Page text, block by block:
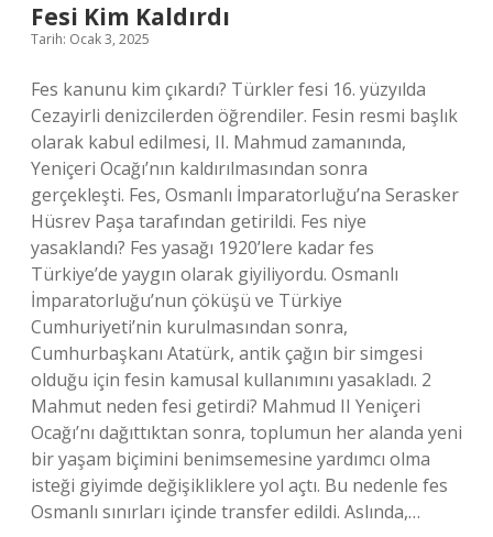
Fesi Kim Kaldırdı
Tarih: Ocak 3, 2025
Fes kanunu kim çıkardı? Türkler fesi 16. yüzyılda
Cezayirli denizcilerden öğrendiler. Fesin resmi başlık
olarak kabul edilmesi, II. Mahmud zamanında,
Yeniçeri Ocağı’nın kaldırılmasından sonra
gerçekleşti. Fes, Osmanlı İmparatorluğu’na Serasker
Hüsrev Paşa tarafından getirildi. Fes niye
yasaklandı? Fes yasağı 1920’lere kadar fes
Türkiye’de yaygın olarak giyiliyordu. Osmanlı
İmparatorluğu’nun çöküşü ve Türkiye
Cumhuriyeti’nin kurulmasından sonra,
Cumhurbaşkanı Atatürk, antik çağın bir simgesi
olduğu için fesin kamusal kullanımını yasakladı. 2
Mahmut neden fesi getirdi? Mahmud II Yeniçeri
Ocağı’nı dağıttıktan sonra, toplumun her alanda yeni
bir yaşam biçimini benimsemesine yardımcı olma
isteği giyimde değişikliklere yol açtı. Bu nedenle fes
Osmanlı sınırları içinde transfer edildi. Aslında,…